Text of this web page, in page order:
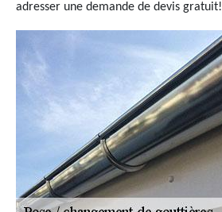
adresser une demande de devis gratuit!